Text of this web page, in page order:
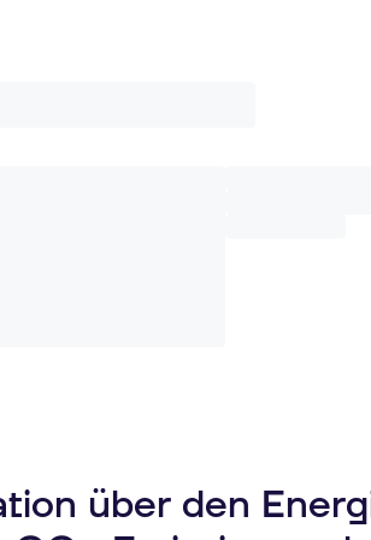
über den